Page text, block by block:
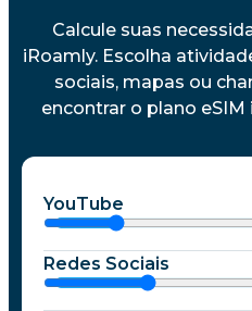
Calcule suas
iRoamly. Escolha
sociais, mapas ou
encontrar o plano
YouTube
Redes Sociais